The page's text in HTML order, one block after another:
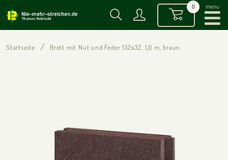
0 menu
Startseite Brett mit Nut und Feder 132x32, 1,0 m, braun